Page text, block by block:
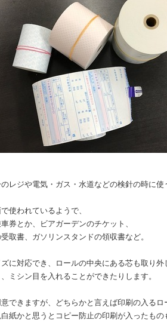
レジや電気・ガス・水道などの検針の時に使
使われているようで、
券とか、ビアガーデンのチケット、
取書、ガソリンスタンドの領収書など。
に対応でき、ロールの中央にある芯も取り外
ミシン目を入れることができたりします。
できますが、どちらかと言えば印刷の入るロ
紙かと思うとコピー防止の印刷が入ったもの